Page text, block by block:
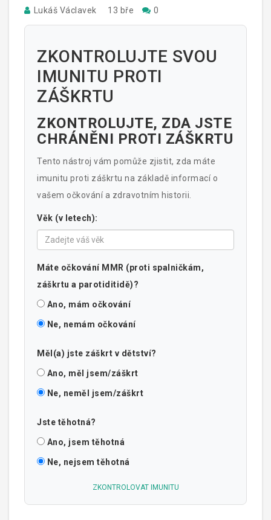
Lukáš Václavek 13 bře 0
ZKONTROLUJTE SVOU
IMUNITU PROTI
ZÁŠKRTU
ZKONTROLUJTE, ZDA JSTE
CHRÁNĚNI PROTI ZÁŠKRTU
Tento nástroj vám pomůže zjistit, zda máte
imunitu proti záškrtu na základě informací o
vašem očkování a zdravotním historii.
Věk (v letech):
Máte očkování MMR (proti spalničkám,
záškrtu a parotiditidě)?
Ano, mám očkování
Ne, nemám očkování
Měl(a) jste záškrt v dětství?
Ano, měl jsem/záškrt
Ne, neměl jsem/záškrt
Jste těhotná?
Ano, jsem těhotná
Ne, nejsem těhotná
ZKONTROLOVAT IMUNITU